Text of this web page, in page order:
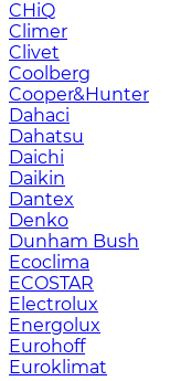
CHiQ
Climer
Clivet
Coolberg
Cooper&Hunter
Dahaci
Dahatsu
Daichi
Daikin
Dantex
Denko
Dunham Bush
Ecoclima
ECOSTAR
Electrolux
Energolux
Eurohoff
Euroklimat